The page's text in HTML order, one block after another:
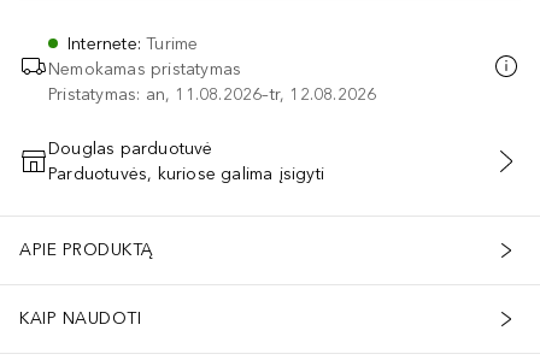
Internete:Turime
Nemokamas pristatymas
Pristatymas: an, 11.08.2026–tr, 12.08.2026
PRIDĖTI Į KREPŠELĮ
Douglas parduotuvė
Parduotuvės, kuriose galima įsigyti
APIE PRODUKTĄ
KAIP NAUDOTI